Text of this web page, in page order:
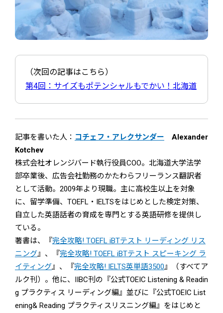
（次回の記事はこちら）
第4回：サイズもポテンシャルもでかい！北海道
記事を書いた人： コチェフ・アレクサンダー Alexander
Kotchev
株式会社オレンジバード執行役員COO。北海道大学法学
部卒業後、広告会社勤務のかたわらフリーランス翻訳者
として活動。2009年より現職。主に高校生以上を対象
に、留学準備、TOEFL・IELTSをはじめとした検定対策、
自立した英語話者の育成を専門とする英語研修を提供し
ている。
著書は、『完全攻略! TOEFL iBTテスト リーディング リス
ニング』、『完全攻略! TOEFL iBTテスト スピーキング ラ
イティング』、『完全攻略! IELTS英単語3500』（すべてア
ルク刊）。他に、IIBC刊の『公式TOEIC Listening & Readin
g プラクティス リーディング編』並びに『公式TOEIC List
ening& Reading プラクティスリスニング編』をはじめと